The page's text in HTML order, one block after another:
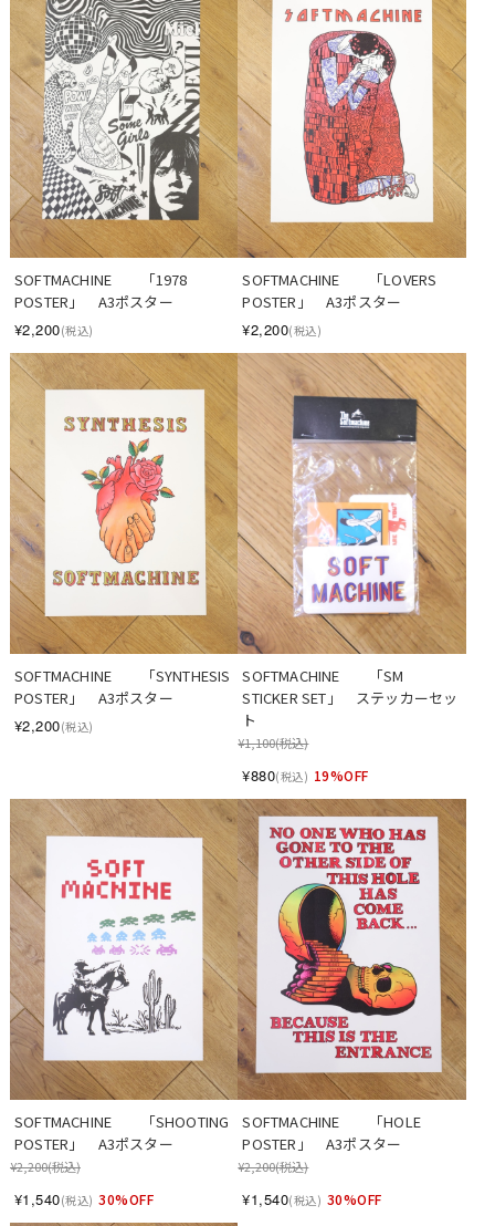
SOFTMACHINE　　「1978
POSTER」　A3ポスター
¥2,200(税込)
SOFTMACHINE　　「LOVERS
POSTER」　A3ポスター
¥2,200(税込)
SOFTMACHINE　　「SYNTHESIS
POSTER」　A3ポスター
¥2,200(税込)
SOFTMACHINE　　「SM
STICKER SET」　ステッカーセッ
ト
¥1,100(税込)
¥880(税込) 19%OFF
SOFTMACHINE　　「SHOOTING
POSTER」　A3ポスター
¥2,200(税込)
¥1,540(税込) 30%OFF
SOFTMACHINE　　「HOLE
POSTER」　A3ポスター
¥2,200(税込)
¥1,540(税込) 30%OFF